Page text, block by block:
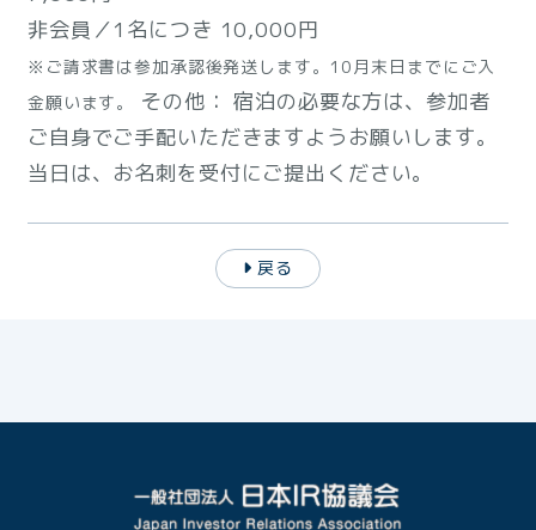
非会員／1名につき 10,000円
※ご請求書は参加承認後発送します。10月末日までにご入
金願います。
その他： 宿泊の必要な方は、参加者
ご自身でご手配いただきますようお願いします。
当日は、お名刺を受付にご提出ください。
戻る